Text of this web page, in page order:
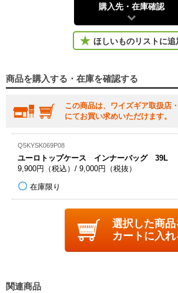
購入先・在庫確認
ほしいものリストに追
商品を購入する・在庫を確認する
この商品は、ワイズギア取扱店
にてお買い求めいただけます。
Q5KYSK069P08
ユーロトップケース インナーバッグ 39L
9,900円（税込）/ 9,000円（税抜）
在庫限り
選択した商品
カートに入れ
関連商品